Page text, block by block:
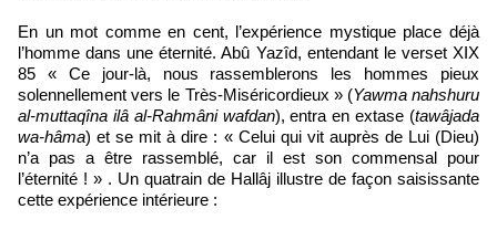
En un mot comme en cent, l’expérience mystique place déjà
l’homme dans une éternité. Abû Yazîd, entendant le verset XIX
85 « Ce jour-là, nous rassemblerons les hommes pieux
solennellement vers le Très-Miséricordieux » (Yawma nahshuru
al-muttaqîna ilâ al-Rahmâni wafdan), entra en extase (tawâjada
wa-hâma) et se mit à dire : « Celui qui vit auprès de Lui (Dieu)
n’a pas a être rassemblé, car il est son commensal pour
l’éternité ! » . Un quatrain de Hallâj illustre de façon saisissante
cette expérience intérieure :